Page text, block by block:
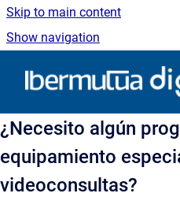
Skip to main content
Show navigation
¿Necesito algún
equipamiento
videoconsultas?